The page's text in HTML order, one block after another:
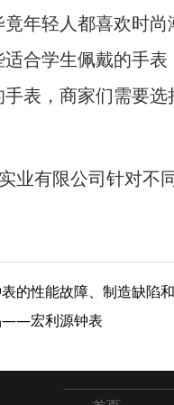
年轻人都喜欢时
合学生佩戴的手
表，商家们需要选
业有限公司针对不
的性能故障、制造缺陷
——宏利源钟表